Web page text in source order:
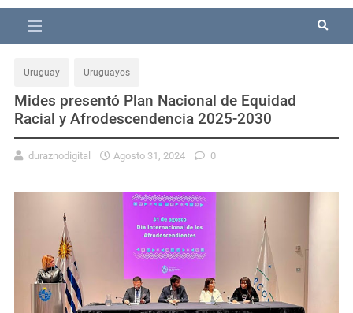
Uruguay Uruguayos
Mides presentó Plan Nacional de Equidad
Racial y Afrodescendencia 2025-2030
duraznodigital Agosto 31, 2024 0